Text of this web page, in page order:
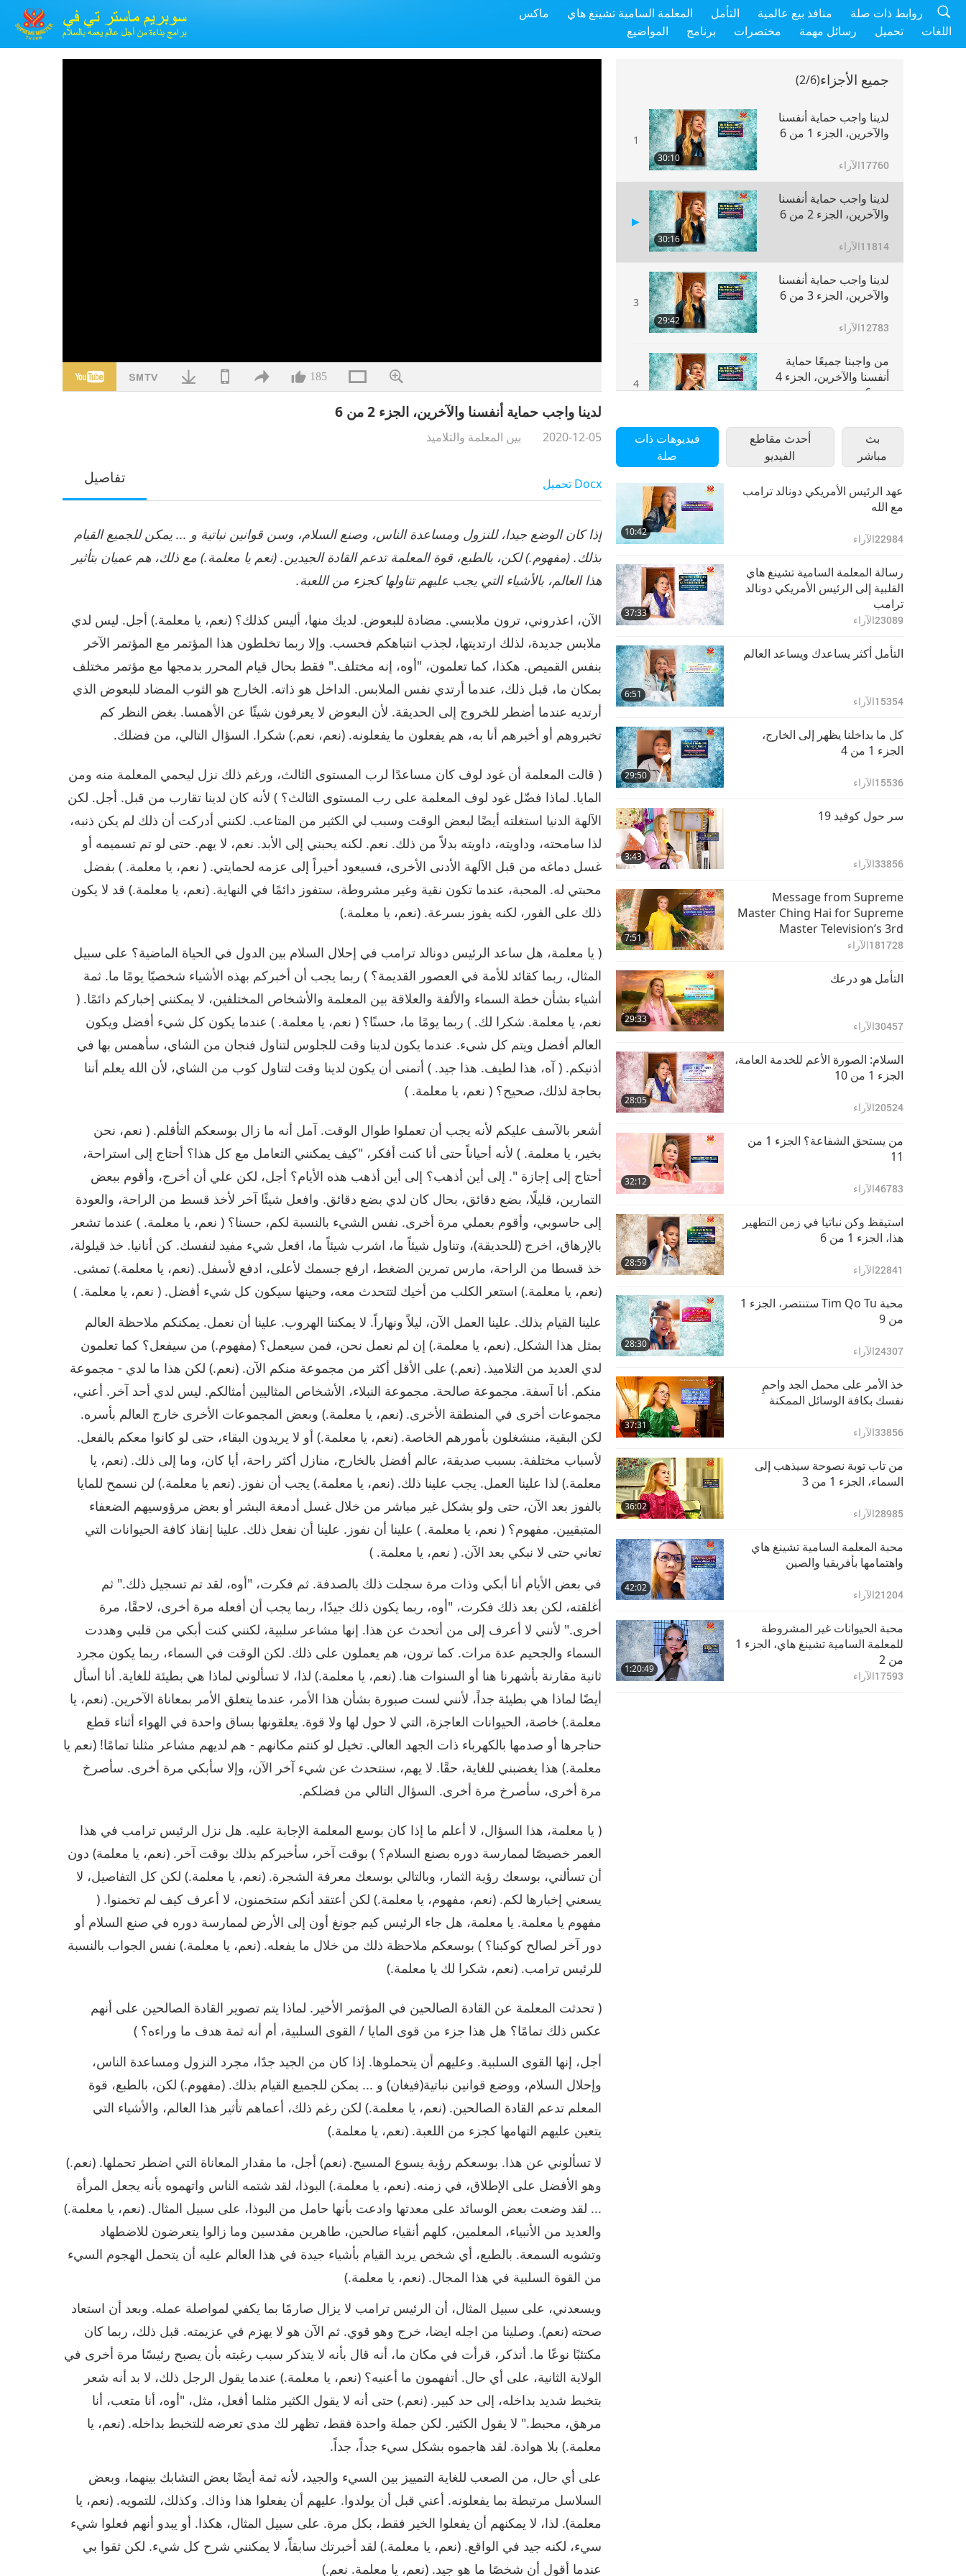
ماكس المعلمة السامية تشينغ هاي التأمل منافذ بيع عالمية
روابط ذات صلة
المواضيع
برنامج مختصرات رسائل مهمة تحميل اللغات
185
لدينا واجب حماية أنفسنا والآخرين، الجزء 2 من 6
2020-12-05 بين المعلمة والتلاميذ
تفاصيل تحميل Docx
إذا كان الوضع جيدا، للنزول ومساعدة الناس، وصنع السلام، وسن قوانين نباتية و ... يمكن للجميع القيام
بذلك. (مفهوم.) لكن، بالطبع، قوة المعلمة تدعم القادة الجيدين. (نعم يا معلمة.) مع ذلك، هم عميان بتأثير
هذا العالم، بالأشياء التي يجب عليهم تناولها كجزء من اللعبة.
الآن، اعذروني، ترون ملابسي. مضادة للبعوض. لديك منها، أليس كذلك؟ (نعم، يا معلمة.) أجل. ليس لدي
ملابس جديدة، لذلك ارتديتها، لجذب انتباهكم فحسب. وإلا ربما تخلطون هذا المؤتمر مع المؤتمر الآخر
بنفس القميص. هكذا، كما تعلمون، "أوه، إنه مختلف." فقط بحال قيام المحرر بدمجها مع مؤتمر مختلف
بمكان ما، قبل ذلك، عندما أرتدي نفس الملابس. الداخل هو ذاته. الخارج هو الثوب المضاد للبعوض الذي
أرتديه عندما أضطر للخروج إلى الحديقة. لأن البعوض لا يعرفون شيئًا عن الأهمسا. بغض النظر كم
تخبروهم أو أخبرهم أنا به، هم يفعلون ما يفعلونه. (نعم، نعم.) شكرا. السؤال التالي، من فضلك.
( قالت المعلمة أن غود لوف كان مساعدًا لرب المستوى الثالث، ورغم ذلك نزل ليحمي المعلمة منه ومن
المايا. لماذا فضّل غود لوف المعلمة على رب المستوى الثالث؟ ) لأنه كان لدينا تقارب من قبل. أجل. لكن
الآلهة الدنيا استغلته أيضًا لبعض الوقت وسبب لي الكثير من المتاعب. لكنني أدركت أن ذلك لم يكن ذنبه،
لذا سامحته، وداويته، داويته بدلاً من ذلك. نعم. لكنه يحبني إلى الأبد. نعم، لا يهم. حتى لو تم تسميمه أو
غسل دماغه من قبل الآلهة الأدنى الأخرى، فسيعود أخيراً إلى عزمه لحمايتي. ( نعم، يا معلمة. ) بفضل
محبتي له. المحبة، عندما تكون نقية وغير مشروطة، ستفوز دائمًا في النهاية. (نعم، يا معلمة.) قد لا يكون
ذلك على الفور، لكنه يفوز بسرعة. (نعم، يا معلمة.)
( يا معلمة، هل ساعد الرئيس دونالد ترامب في إحلال السلام بين الدول في الحياة الماضية؟ على سبيل
المثال، ربما كقائد للأمة في العصور القديمة؟ ) ربما يجب أن أخبركم بهذه الأشياء شخصيًا يومًا ما. ثمة
أشياء بشأن خطة السماء والألفة والعلاقة بين المعلمة والأشخاص المختلفين، لا يمكنني إخباركم دائمًا. (
نعم، يا معلمة. شكرا لك. ) ربما يومًا ما، حسنًا؟ ( نعم، يا معلمة. ) عندما يكون كل شيء أفضل ويكون
العالم أفضل ويتم كل شيء. عندما يكون لدينا وقت للجلوس لتناول فنجان من الشاي، سأهمس بها في
أذنيكم. ( آه، هذا لطيف. هذا جيد. ) أتمنى أن يكون لدينا وقت لتناول كوب من الشاي، لأن الله يعلم أننا
بحاجة لذلك، صحيح؟ ( نعم، يا معلمة. )
أشعر بالآسف عليكم لأنه يجب أن تعملوا طوال الوقت. آمل أنه ما زال بوسعكم التأقلم. ( نعم، نحن
بخير، يا معلمة. ) لأنه أحياناً حتى أنا كنت أفكر، "كيف يمكنني التعامل مع كل هذا؟ أحتاج إلى استراحة،
أحتاج إلى إجازة ". إلى أين أذهب؟ إلى أين أذهب هذه الأيام؟ أجل، لكن علي أن أخرج، وأقوم ببعض
التمارين، قليلًا، بضع دقائق، بحال كان لدي بضع دقائق. وافعل شيئًا آخر لأخذ قسط من الراحة، والعودة
إلى حاسوبي، وأقوم بعملي مرة أخرى. نفس الشيء بالنسبة لكم، حسنا؟ ( نعم، يا معلمة. ) عندما تشعر
بالإرهاق، اخرج (للحديقة)، وتناول شيئاً ما، اشرب شيئاً ما، افعل شيء مفيد لنفسك. كن أنانيا. خذ قيلولة،
خذ قسطا من الراحة، مارس تمرين الضغط، ارفع جسمك لأعلى، ادفع لأسفل. (نعم، يا معلمة.) تمشى.
(نعم، يا معلمة.) استعر الكلب من أخيك لتتحدث معه، وحينها سيكون كل شيء أفضل. ( نعم، يا معلمة. )
علينا القيام بذلك. علينا العمل الآن، ليلاً ونهاراً. لا يمكننا الهروب. علينا أن نعمل. يمكنكم ملاحظة العالم
بمثل هذا الشكل. (نعم، يا معلمة.) إن لم نعمل نحن، فمن سيعمل؟ (مفهوم.) من سيفعل؟ كما تعلمون
لدي العديد من التلاميذ. (نعم.) على الأقل أكثر من مجموعة منكم الآن. (نعم.) لكن هذا ما لدي - مجموعة
منكم. أنا آسفة. مجموعة صالحة. مجموعة النبلاء، الأشخاص المثاليين أمثالكم. ليس لدي أحد آخر. أعني،
مجموعات أخرى في المنطقة الأخرى. (نعم، يا معلمة.) وبعض المجموعات الأخرى خارج العالم بأسره.
لكن البقية، منشغلون بأمورهم الخاصة. (نعم، يا معلمة.) أو لا يريدون البقاء، حتى لو كانوا معكم بالفعل.
لأسباب مختلفة. بسبب صديقة، عالم أفضل بالخارج، منازل أكثر راحة، أيا كان، وما إلى ذلك. (نعم، يا
معلمة.) لذا علينا العمل. يجب علينا ذلك. (نعم، يا معلمة.) يجب أن نفوز. (نعم يا معلمة.) لن نسمح للمايا
بالفوز بعد الآن، حتى ولو بشكل غير مباشر من خلال غسل أدمغة البشر أو بعض مرؤوسيهم الضعفاء
المتبقيين. مفهوم؟ ( نعم، يا معلمة. ) علينا أن نفوز. علينا أن نفعل ذلك. علينا إنقاذ كافة الحيوانات التي
تعاني حتى لا نبكي بعد الآن. ( نعم، يا معلمة. )
في بعض الأيام أنا أبكي وذات مرة سجلت ذلك بالصدفة. ثم فكرت، "أوه، لقد تم تسجيل ذلك." ثم
أغلقته، لكن بعد ذلك فكرت، "أوه، ربما يكون ذلك جيدًا، ربما يجب أن أفعله مرة أخرى، لاحقًا، مرة
أخرى." لأنني لا أعرف إلى من أتحدث عن هذا. إنها مشاعر سلبية، لكنني كنت أبكي من قلبي وهددت
السماء والجحيم عدة مرات. كما ترون، هم يعملون على ذلك. لكن الوقت في السماء، ربما يكون مجرد
ثانية مقارنة بأشهرنا هنا أو السنوات هنا. (نعم، يا معلمة.) لذا، لا تسألوني لماذا هي بطيئة للغاية. أنا أسأل
أيضًا لماذا هي بطيئة جداً، لأنني لست صبورة بشأن هذا الأمر، عندما يتعلق الأمر بمعاناة الآخرين. (نعم، يا
معلمة.) خاصة، الحيوانات العاجزة، التي لا حول لها ولا قوة. يعلقونها بساق واحدة في الهواء أثناء قطع
حناجرها أو صدمها بالكهرباء ذات الجهد العالي. تخيل لو كنتم مكانهم - هم لديهم مشاعر مثلنا تمامًا! (نعم يا
معلمة.) هذا يغضبني للغاية، حقًا. لا يهم، سنتحدث عن شيء آخر الآن، وإلا سأبكي مرة أخرى. سأصرخ
مرة أخرى، سأصرخ مرة أخرى. السؤال التالي من فضلكم.
( يا معلمة، هذا السؤال، لا أعلم ما إذا كان بوسع المعلمة الإجابة عليه. هل نزل الرئيس ترامب في هذا
العمر خصيصًا لممارسة دوره بصنع السلام؟ ) بوقت آخر، سأخبركم بذلك بوقت آخر. (نعم، يا معلمة) دون
أن تسألني، بوسعك رؤية الثمار، وبالتالي بوسعك معرفة الشجرة. (نعم، يا معلمة.) لكن كل التفاصيل، لا
يسعني إخبارها لكم. (نعم، مفهوم، يا معلمة.) لكن أعتقد أنكم ستخمنون، لا أعرف كيف لم تخمنوا. (
مفهوم يا معلمة. يا معلمة، هل جاء الرئيس كيم جونغ أون إلى الأرض لممارسة دوره في صنع السلام أو
دور آخر لصالح كوكبنا؟ ) بوسعكم ملاحظة ذلك من خلال ما يفعله. (نعم، يا معلمة.) نفس الجواب بالنسبة
للرئيس ترامب. (نعم، شكرا لك يا معلمة.)
( تحدثت المعلمة عن القادة الصالحين في المؤتمر الأخير. لماذا يتم تصوير القادة الصالحين على أنهم
عكس ذلك تمامًا؟ هل هذا جزء من قوى المايا / القوى السلبية، أم أنه ثمة هدف ما وراءه؟ )
أجل، إنها القوى السلبية. وعليهم أن يتحملوها. إذا كان من الجيد جدًا، مجرد النزول ومساعدة الناس،
وإحلال السلام، ووضع قوانين نباتية(فيغان) و ... يمكن للجميع القيام بذلك. (مفهوم.) لكن، بالطبع، قوة
المعلم تدعم القادة الصالحين. (نعم، يا معلمة.) لكن رغم ذلك، أعماهم تأثير هذا العالم، والأشياء التي
يتعين عليهم التهامها كجزء من اللعبة. (نعم، يا معلمة.)
لا تسألوني عن هذا. بوسعكم رؤية يسوع المسيح. (نعم) أجل، ما مقدار المعاناة التي اضطر تحملها. (نعم.)
وهو الأفضل على الإطلاق، في زمنه. (نعم، يا معلمة.) البوذا، لقد شتمه الناس واتهموه بأنه يجعل المرأة
... لقد وضعت بعض الوسائد على معدتها وادعت بأنها حامل من البوذا، على سبيل المثال. (نعم، يا معلمة.)
والعديد من الأنبياء، المعلمين، كلهم أنقياء صالحين، طاهرين مقدسين وما زالوا يتعرضون للاضطهاد
وتشويه السمعة. بالطبع، أي شخص يريد القيام بأشياء جيدة في هذا العالم عليه أن يتحمل الهجوم السيء
من القوة السلبية في هذا المجال. (نعم، يا معلمة.)
ويسعدني، على سبيل المثال، أن الرئيس ترامب لا يزال صارمًا بما يكفي لمواصلة عمله. وبعد أن استعاد
صحته (نعم). وصلينا من اجله ايضا، خرج وهو قوي. ثم الآن هو لا يهزم في عزيمته. قبل ذلك، ربما كان
مكتئبًا نوعًا ما. أتذكر، قرأت في مكان ما، أنه قال بأنه لا يتذكر سبب رغبته بأن يصبح رئيسًا مرة أخرى في
الولاية الثانية، على أي حال. أتفهمون ما أعنيه؟ (نعم، يا معلمة.) عندما يقول الرجل ذلك، لا بد أنه شعر
بتخبط شديد بداخله، إلى حد كبير. (نعم.) حتى أنه لا يقول الكثير مثلما أفعل، مثل، "أوه، أنا متعب، أنا
مرهق، محبط." لا يقول الكثير. لكن جملة واحدة فقط، تظهر لك مدى تعرضه للتخبط بداخله. (نعم، يا
معلمة.) بلا هوادة. لقد هاجموه بشكل سيء جداً، جداً.
على أي حال، من الصعب للغاية التمييز بين السيء والجيد، لأنه ثمة أيضًا بعض التشابك بينهما، وبعض
السلاسل مرتبطة بما يفعلونه. أعني قبل أن يولدوا. عليهم أن يفعلوا هذا وذاك. وكذلك، للتمويه. (نعم، يا
معلمة). لذا، لا يمكنهم أن يفعلوا الخير فقط، بكل مرة. على سبيل المثال، هكذا. أو يبدو أنهم فعلوا شيء
سيء، لكنه جيد في الواقع. (نعم، يا معلمة.) لقد أخبرتك سابقاً، لا يمكنني شرح كل شيء. لكن ثقوا بي
عندما أقول أن شخصًا ما هو جيد. (نعم، يا معلمة. نعم.)
جميع الأجزاء(2/6)
1
30:10
لدينا واجب حماية أنفسنا
والآخرين، الجزء 1 من 6
17760الآراء
30:16
لدينا واجب حماية أنفسنا
والآخرين، الجزء 2 من 6
11814الآراء
3
29:42
لدينا واجب حماية أنفسنا
والآخرين، الجزء 3 من 6
12783الآراء
4
من واجبنا جميعًا حماية
أنفسنا والآخرين، الجزء 4
من 6
5
26:49
من واجبنا جميعًا حماية
أنفسنا والآخرين، الجزء 5
10452الآراء
6
27:24
11227الآراء
فيديوهات ذات
صلة
أحدث مقاطع
الفيديو
بث
مباشر
10:42
عهد الرئيس الأمريكي دونالد ترامب
مع الله
22984الآراء
37:33
رسالة المعلمة السامية تشينغ هاي
القلبية إلى الرئيس الأمريكي دونالد
ترامب
23089الآراء
6:51
التأمل أكثر يساعدك ويساعد العالم
15354الآراء
29:50
كل ما بداخلنا يظهر إلى الخارج،
الجزء 1 من 4
15536الآراء
3:43
سر حول كوفيد 19
33856الآراء
7:51
Message from Supreme
Master Ching Hai for Supreme
Master Television’s 3rd
Anniversary
181728الآراء
29:33
التأمل هو درعك
30457الآراء
28:05
السلام: الصورة الأعم للخدمة العامة،
الجزء 1 من 10
20524الآراء
32:12
من يستحق الشفاعة؟ الجزء 1 من
11
46783الآراء
28:59
استيقظ وكن نباتيا في زمن التطهير
هذا، الجزء 1 من 6
22841الآراء
28:30
محبة Tim Qo Tu ستنتصر، الجزء 1
من 9
24307الآراء
37:31
خذ الأمر على محمل الجد واحمِ
نفسك بكافة الوسائل الممكنة
33856الآراء
36:02
من تاب توبة نصوحة سيذهب إلى
السماء، الجزء 1 من 3
28985الآراء
42:02
محبة المعلمة السامية تشينغ هاي
واهتمامها بأفريقيا والصين
21204الآراء
1:20:49
محبة الحيوانات غير المشروطة
للمعلمة السامية تشينغ هاي، الجزء 1
من 2
17593الآراء